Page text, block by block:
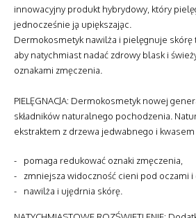
innowacyjny produkt hybrydowy, który
jednocześnie ją upiększając.
Dermokosmetyk nawilża i pielęgnuje skórę
aby natychmiast nadać zdrowy blask i
oznakami zmęczenia.
PIELĘGNACJA: Dermokosmetyk nowej
składników naturalnego pochodzenia.
ekstraktem z drzewa jedwabnego i
pomaga redukować oznaki zmęczenia,
zmniejsza widoczność cieni pod oczami i
nawilża i ujędrnia skórę.